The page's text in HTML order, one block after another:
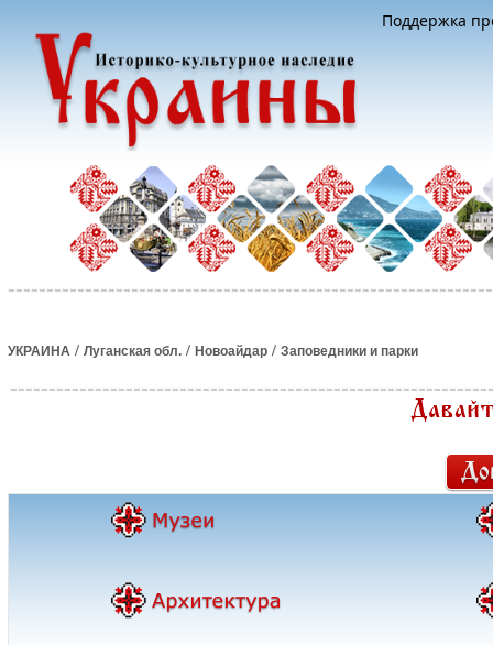
Поддержка
УКРАИНА / Луганская обл. / Новоайдар / Заповедники и парки